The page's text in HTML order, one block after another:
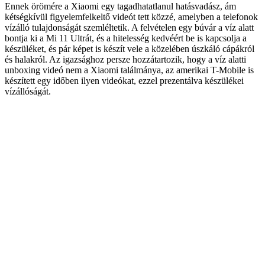
Ennek örömére a Xiaomi egy tagadhatatlanul hatásvadász, ám
kétségkívül figyelemfelkeltő videót tett közzé, amelyben a telefonok
vízálló tulajdonságát szemléltetik. A felvételen egy búvár a víz alatt
bontja ki a Mi 11 Ultrát, és a hitelesség kedvéért be is kapcsolja a
készüléket, és pár képet is készít vele a közelében úszkáló cápákról
és halakról. Az igazsághoz persze hozzátartozik, hogy a víz alatti
unboxing videó nem a Xiaomi találmánya, az amerikai T-Mobile is
készített egy időben ilyen videókat, ezzel prezentálva készülékei
vízállóságát.